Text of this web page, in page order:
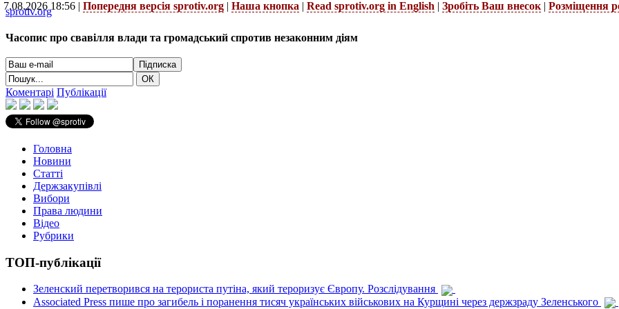
7.08.2026 18:56 | Попередня версія sprotiv.org | Наша кнопка | Read sprotiv.org in English | Зробіть Ваш внесок | Розміщення
sprotiv.org
Часопис про свавілля влади та громадський спротив незаконним діям
Коментарі Публікації
Головна
Новини
Статті
Держзакупівлі
Вибори
Права людини
Відео
Рубрики
ТОП-публікації
Зеленский перетворився на терориста путіна, який тероризує Європу. Розслідування
Associated Press пише про загибель і поранення тисяч українських військових на Курщині через держзраду Зеленського